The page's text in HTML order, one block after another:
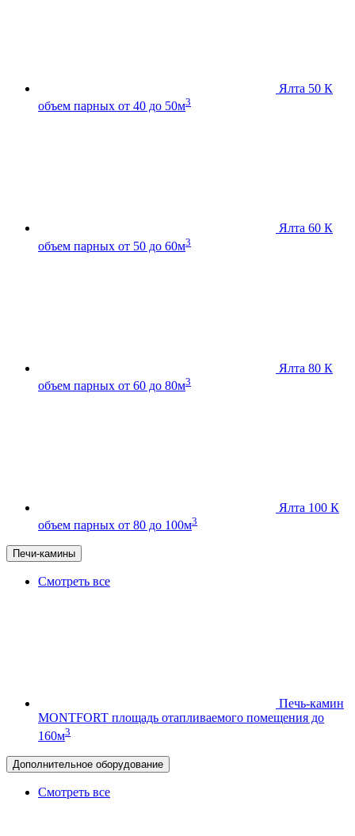
Ялта 50 К
объем парных от 40 до 50м3
Ялта 60 К
объем парных от 50 до 60м3
Ялта 80 К
объем парных от 60 до 80м3
Ялта 100 К
объем парных от 80 до 100м3
Печи-камины
Смотреть все
Печь-камин
MONTFORT площадь отапливаемого помещения до
160м3
Дополнительное оборудование
Смотреть все